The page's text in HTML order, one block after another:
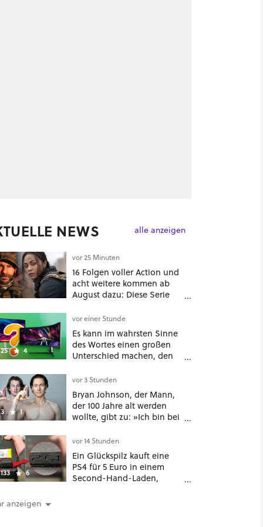
NEWS alle anzeigen
vor 25 Minuten
16 Folgen voller Action und
acht weitere kommen ab
August dazu: Diese Serie
kommenden Call-of-Duty-
Film
4
vor einer Stunde
Es kann im wahrsten Sinne
des Wortes einen großen
Unterschied machen, den
sollte: Mit welchem
Seitenverhältnis seid ihr
unterwegs?
1
vor 3 Stunden
Bryan Johnson, der Mann,
der 100 Jahre alt werden
wollte, gibt zu: »Ich bin bei
Langlebigkeit zu weit
gegangen«
6
vor 14 Stunden
Ein Glückspilz kauft eine
PS4 für 5 Euro in einem
Second-Hand-Laden,
anzeigen